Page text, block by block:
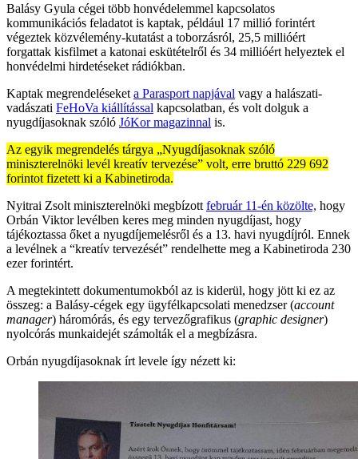
Balásy Gyula cégei több honvédelemmel kapcsolatos
kommunikációs feladatot is kaptak, például 17 millió forintért
végeztek közvélemény-kutatást a toborzásról, 25,5 millióért
forgattak kisfilmet a katonai eskütételről és 34 millióért helyeztek el
honvédelmi hirdetéseket rádiókban.
Kaptak megrendeléseket a Parasport napjával vagy a halászati-
vadászati FeHoVa kiállítással kapcsolatban, és volt dolguk a
nyugdíjasoknak szóló JóKor magazinnal is.
Az egyik megrendelés tárgya „Nyugdíjasoknak szóló
miniszterelnöki levél kreatív tervezése” volt, erre bruttó 229 692
forintot fizetett ki a Kabinetiroda.
Nyitrai Zsolt miniszterelnöki megbízott február 11-én közölte, hogy
Orbán Viktor levélben keres meg minden nyugdíjast, hogy
tájékoztassa őket a nyugdíjemelésről és a 13. havi nyugdíjról. Ennek
a levélnek a “kreatív tervezését” rendelhette meg a Kabinetiroda 230
ezer forintért.
A megtekintett dokumentumokból az is kiderül, hogy jött ki ez az
összeg: a Balásy-cégek egy ügyfélkapcsolati menedzser (account
manager) háromórás, és egy tervezőgrafikus (graphic designer)
nyolcórás munkaidejét számolták el a megbízásra.
Orbán nyugdíjasoknak írt levele így nézett ki: